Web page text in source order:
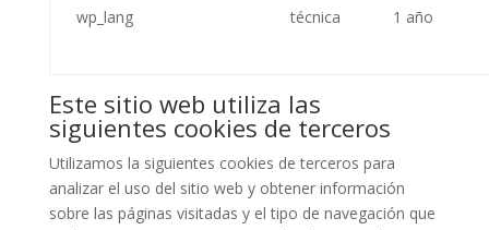
wp_lang técnica 1 año
Este sitio web utiliza las
siguientes cookies de terceros
Utilizamos la siguientes cookies de terceros para
analizar el uso del sitio web y obtener información
sobre las páginas visitadas y el tipo de navegación que